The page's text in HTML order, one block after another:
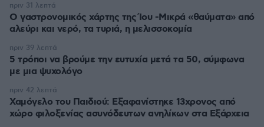
Ο γαστρονομικός χάρτης της Ίου -Μικρά «θαύματα» από
αλεύρι και νερό, τα τυριά, η μελισσοκομία
πριν 31 λεπτά
5 τρόποι να βρούμε την ευτυχία μετά τα 50, σύμφωνα
με μια ψυχολόγο
πριν 39 λεπτά
Χαμόγελο του Παιδιού: Εξαφανίστηκε 13χρονος από
χώρο φιλοξενίας ασυνόδευτων ανηλίκων στα Εξάρχεια
πριν 42 λεπτά